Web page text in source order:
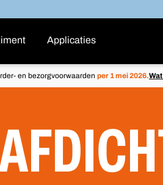
Applicaties
en bezorgvoorwaarden per 1 mei 2026.